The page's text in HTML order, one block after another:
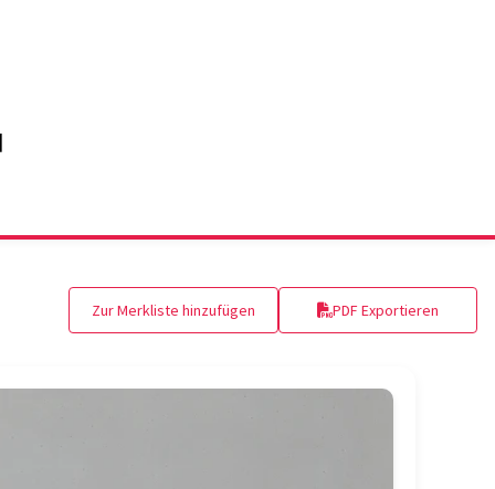
Zur Merkliste hinzufügen PDF Exportieren